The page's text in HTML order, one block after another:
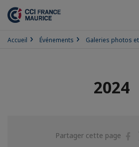
Accueil Événements Galeries photos
2024
Partager cette page